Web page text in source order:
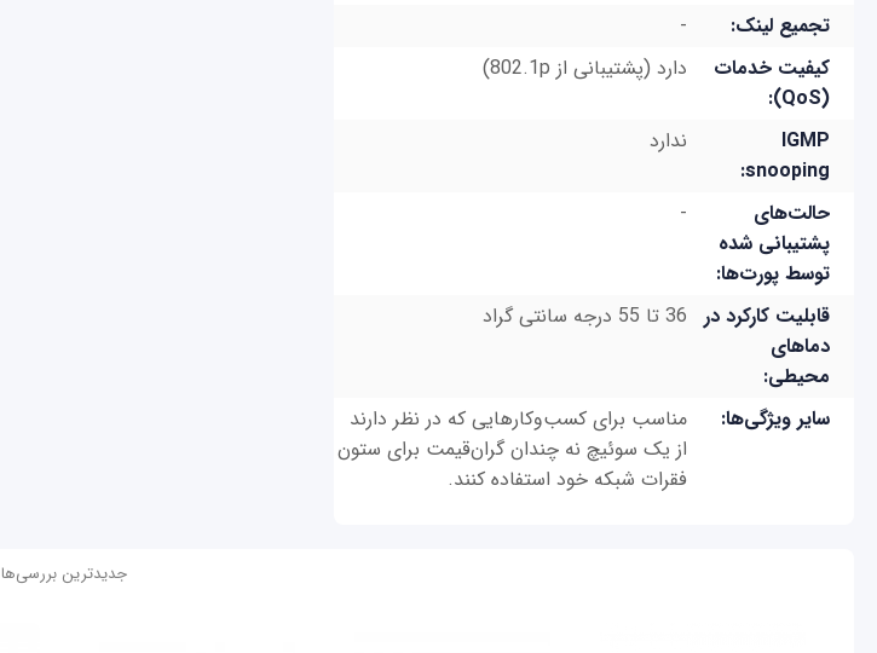
تجمیع لینک:
-
کیفیت خدمات
(QoS):
دارد (پشتیبانی از 802.1p)
IGMP
snooping:
ندارد
حالت‌های
پشتیبانی شده
توسط پورت‌ها:
-
قابلیت کارکرد در
دماهای
محیطی:
36 تا 55 درجه سانتی گراد
سایر ویژگی‌ها:
مناسب برای کسب‌و‌کارهایی که در نظر دارند
از یک سوئیچ نه چندان گران‌قیمت برای ستون
فقرات شبکه خود استفاده کنند.
جدیدترین بررسی‌ها